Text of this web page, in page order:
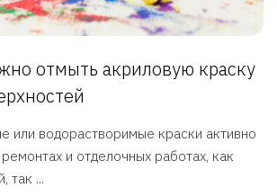
отмыть акриловую краску
или водорастворимые краски активно
и отделочных работах, как
так ...